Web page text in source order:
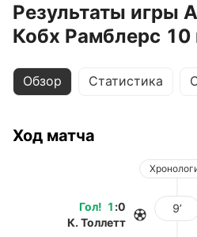
Результаты игры
Кобх Рамблерс
Обзор Статистика
Ход матча
Гол! 1 :0
К. Толлетт
9’